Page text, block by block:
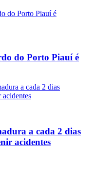
do Porto Piauí é
a cada 2 dias
acidentes